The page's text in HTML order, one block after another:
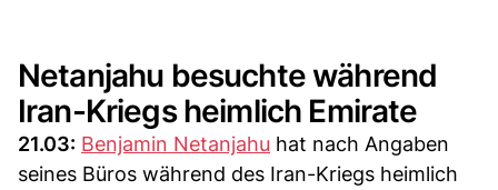
Netanjahu besuchte während
Iran-Kriegs heimlich Emirate
21.03: Benjamin Netanjahu hat nach Angaben
seines Büros während des Iran-Kriegs heimlich